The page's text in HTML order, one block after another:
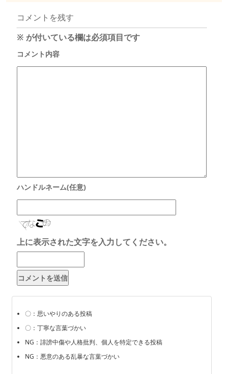
コメントを残す
※ が付いている欄は必須項目です
上に表示された文字を入力してください。
〇：思いやりのある投稿
〇：丁寧な言葉づかい
NG：誹謗中傷や人格批判、個人を特定できる投稿
NG：悪意のある乱暴な言葉づかい